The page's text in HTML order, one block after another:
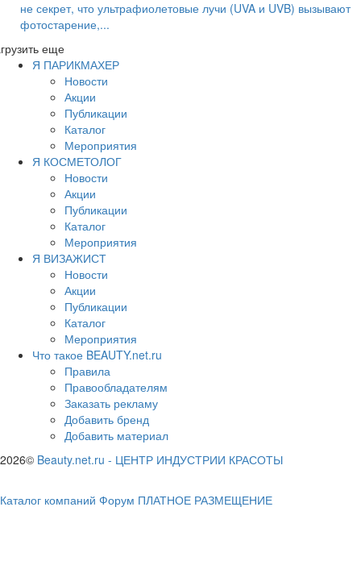
не секрет, что ультрафиолетовые лучи (UVA и UVB) вызывают
фотостарение,...
еще
Я ПАРИКМАХЕР
Новости
Акции
Публикации
Каталог
Мероприятия
Я КОСМЕТОЛОГ
Новости
Акции
Публикации
Каталог
Мероприятия
Я ВИЗАЖИСТ
Новости
Акции
Публикации
Каталог
Мероприятия
Что такое BEAUTY.net.ru
Правила
Правообладателям
Заказать рекламу
Добавить бренд
Добавить материал
2026© Beauty.net.ru - ЦЕНТР ИНДУСТРИИ КРАСОТЫ
Каталог компаний Форум ПЛАТНОЕ РАЗМЕЩЕНИЕ